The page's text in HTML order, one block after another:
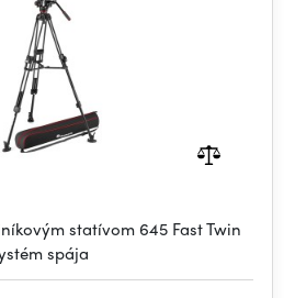
statívom 645 Fast Twin
spája